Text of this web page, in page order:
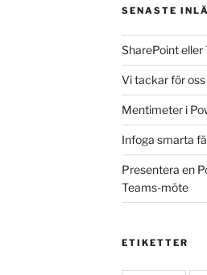
SENASTE
SharePoint
Vi tackar för oss
Mentimeter i
Infoga smarta
Presentera en
Teams-möte
ETIKETTER